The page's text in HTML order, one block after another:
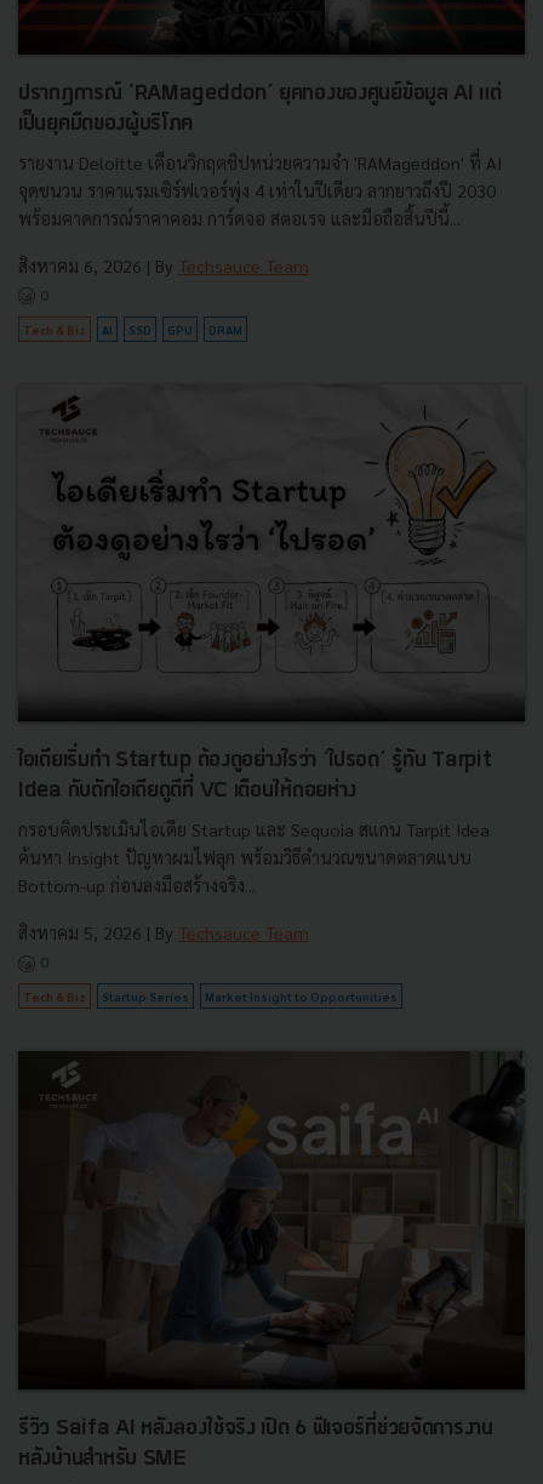
ปรากฏการณ์ ‘RAMageddon’ ยุคทองของศูนย์ข้อมูล AI แต่
เป็นยุคมืดของผู้บริโภค
รายงาน Deloitte เตือนวิกฤตชิปหน่วยความจำ 'RAMageddon' ที่ AI
จุดชนวน ราคาแรมเซิร์ฟเวอร์พุ่ง 4 เท่าในปีเดียว ลากยาวถึงปี 2030
พร้อมคาดการณ์ราคาคอม การ์ดจอ สตอเรจ และมือถือสิ้นปีนี้...
สิงหาคม 6, 2026 | By Techsauce Team
0
Tech & Biz AI SSD GPU DRAM
ไอเดียเริ่มทำ Startup ต้องดูอย่างไรว่า ‘ไปรอด’ รู้ทัน Tarpit
Idea กับดักไอเดียดูดีที่ VC เตือนให้ถอยห่าง
กรอบคิดประเมินไอเดีย Startup และ Sequoia สแกน Tarpit Idea
ค้นหา Insight ปัญหาผมไฟลุก พร้อมวิธีคำนวณขนาดตลาดแบบ
Bottom-up ก่อนลงมือสร้างจริง...
สิงหาคม 5, 2026 | By Techsauce Team
0
Tech & Biz Startup Series Market Insight to Opportunities
รีวิว Saifa AI หลังลองใช้จริง เปิด 6 ฟีเจอร์ที่ช่วยจัดการงาน
หลังบ้านสำหรับ SME